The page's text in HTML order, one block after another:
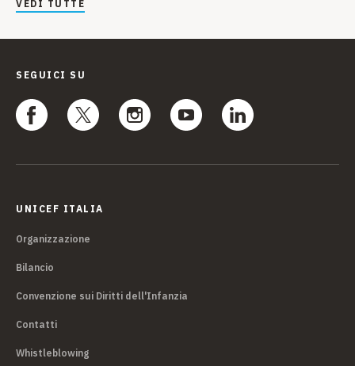
VEDI TUTTE
SEGUICI SU
UNICEF ITALIA
Organizzazione
Bilancio
Convenzione sui Diritti dell'Infanzia
Contatti
Whistleblowing